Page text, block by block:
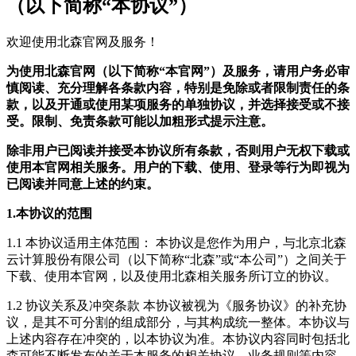
（以下简称“本协议”）
欢迎使用北森官网及服务！
为使用北森官网（以下简称“本官网”）及服务，请用户务必审
慎阅读、充分理解各条款内容，特别是免除或者限制责任的条
款，以及开通或使用某项服务的单独协议，并选择接受或不接
受。限制、免责条款可能以加粗形式提示注意。
除非用户已阅读并接受本协议所有条款，否则用户无权下载或
使用本官网相关服务。用户的下载、使用、登录等行为即视为
已阅读并同意上述的约束。
1.本协议的范围
1.1 本协议适用主体范围： 本协议是您作为用户，与北京北森
云计算股份有限公司（以下简称“北森”或“本公司”）之间关于
下载、使用本官网，以及使用北森相关服务所订立的协议。
1.2 协议关系及冲突条款 本协议被视为《服务协议》的补充协
议，是其不可分割的组成部分，与其构成统一整体。本协议与
上述内容存在冲突的，以本协议为准。本协议内容同时包括北